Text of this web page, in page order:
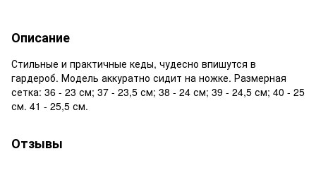
Описание
Стильные и практичные кеды, чудесно впишутся в
гардероб. Модель аккуратно сидит на ножке. Размерная
сетка: 36 - 23 см; 37 - 23,5 см; 38 - 24 см; 39 - 24,5 см; 40 - 25
см. 41 - 25,5 см.
Отзывы